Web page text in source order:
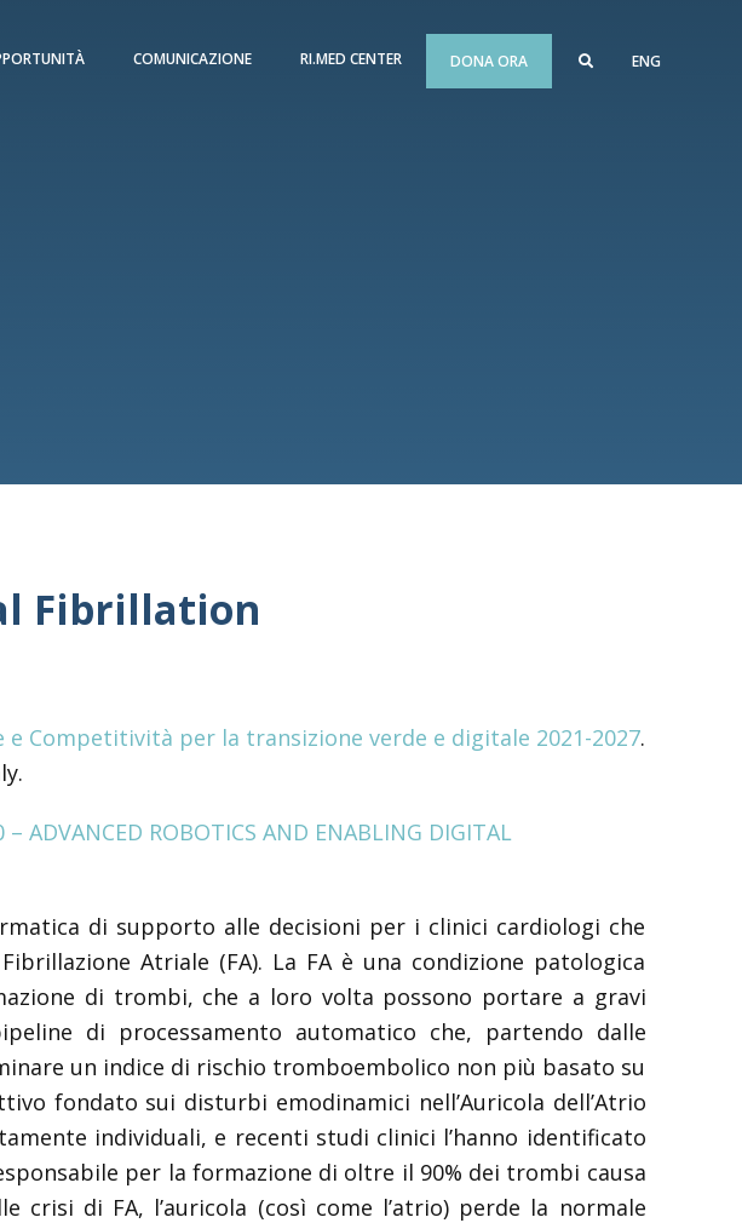
COMUNICAZIONE RI.MED CENTER DONA ORA ENG
Fibrillation
e Competitività per la transizione verde e digitale 2021-2027.
– ADVANCED ROBOTICS AND ENABLING DIGITAL
di supporto alle decisioni per i clinici cardiologi che
Atriale (FA). La FA è una condizione patologica
di trombi, che a loro volta possono portare a gravi
di processamento automatico che, partendo dalle
un indice di rischio tromboembolico non più basato su
fondato sui disturbi emodinamici nell’Auricola dell’Atrio
individuali, e recenti studi clinici l’hanno identificato
per la formazione di oltre il 90% dei trombi causa
di FA, l’auricola (così come l’atrio) perde la normale